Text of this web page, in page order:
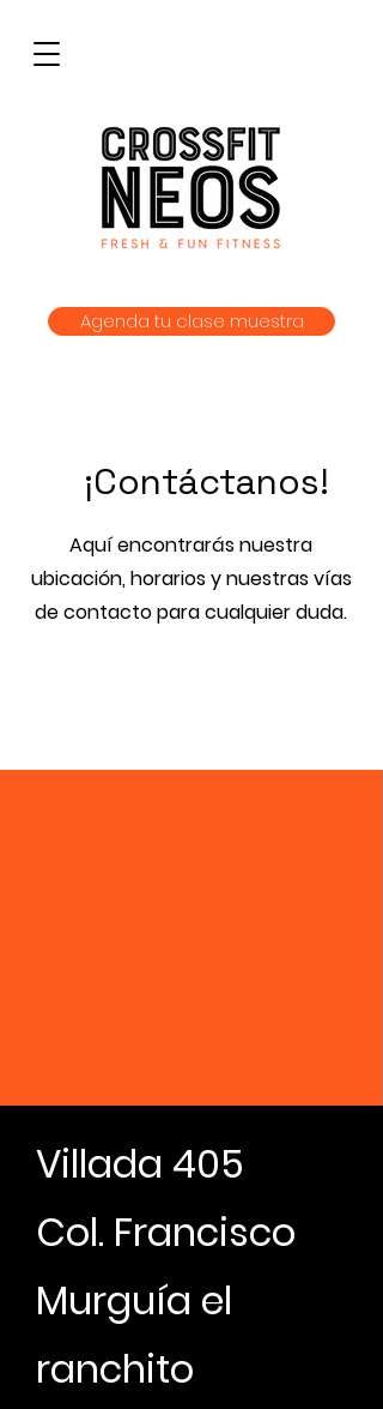
Agenda tu clase muestra
¡Contáctanos!
Aquí encontrarás nuestra
ubicación, horarios y nuestras vías
de contacto para cualquier duda.
Villada 405
Col. Francisco
Murguía el
ranchito